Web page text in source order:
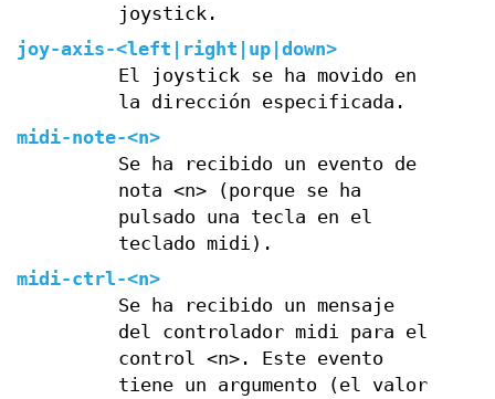
joystick.
joy-axis-<left|right|up|down>
El joystick se ha movido en
la dirección especificada.
midi-note-<n>
Se ha recibido un evento de
nota <n> (porque se ha
pulsado una tecla en el
teclado midi).
midi-ctrl-<n>
Se ha recibido un mensaje
del controlador midi para el
control <n>. Este evento
tiene un argumento (el valor